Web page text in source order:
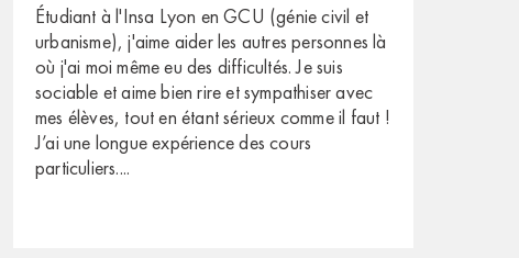
Étudiant à l'Insa Lyon en GCU (génie civil et
urbanisme), j'aime aider les autres personnes là
où j'ai moi même eu des difficultés. Je suis
sociable et aime bien rire et sympathiser avec
mes élèves, tout en étant sérieux comme il faut !
J’ai une longue expérience des cours
particuliers....